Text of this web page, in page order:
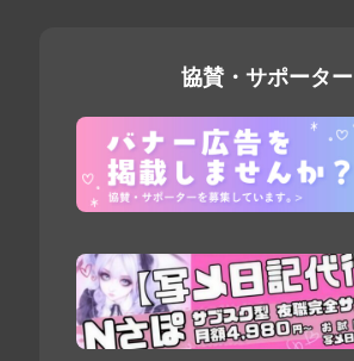
協賛・サポーター